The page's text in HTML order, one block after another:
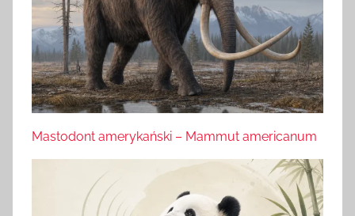
Mastodont amerykański – Mammut americanum